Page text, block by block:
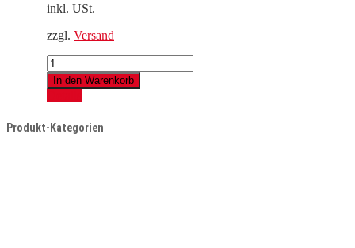
inkl. USt.
zzgl. Versand
Tresterbrand
Muskat
Ottonel
Menge
In den Warenkorb
Produkt-Kategorien